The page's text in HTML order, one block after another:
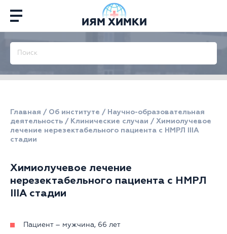
ИЯМ ХИМКИ
Главная / Об институте / Научно-образовательная
деятельность / Клинические случаи / Химиолучевое
лечение нерезектабельного пациента с НМРЛ IIIА
стадии
Химиолучевое лечение
нерезектабельного пациента с НМРЛ
IIIА стадии
Пациент – мужчина, 66 лет